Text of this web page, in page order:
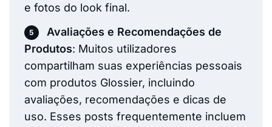
e fotos do look final.
Avaliações e Recomendações de
Produtos: Muitos utilizadores
compartilham suas experiências pessoais
com produtos Glossier, incluindo
avaliações, recomendações e dicas de
uso. Esses posts frequentemente incluem